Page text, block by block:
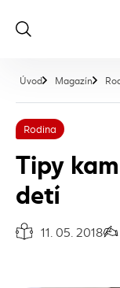
Úvod Magazín
Rodina
Tipy
detí
Dátum vydania
11. 05. 2018